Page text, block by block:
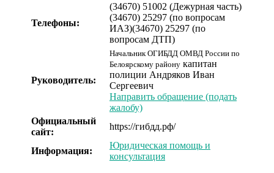
Телефоны:
(34670) 51002 (Дежурная часть)
(34670) 25297 (по вопросам
ИАЗ)(34670) 25297 (по
вопросам ДТП)
Руководитель:
Начальник ОГИБДД ОМВД России по
Белоярскому району капитан
полиции Андряков Иван
Сергеевич
Направить обращение (подать
жалобу)
Официальный
сайт:
https://гибдд.рф/
Информация:
Юридическая помощь и
консультация